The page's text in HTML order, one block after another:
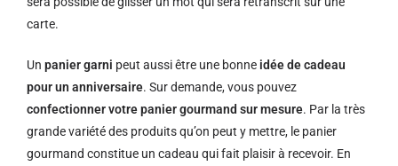
carte.
Un panier garni peut aussi être une bonne idée de cadeau
pour un anniversaire. Sur demande, vous pouvez
confectionner votre panier gourmand sur mesure. Par la très
grande variété des produits qu’on peut y mettre, le panier
gourmand constitue un cadeau qui fait plaisir à recevoir. En